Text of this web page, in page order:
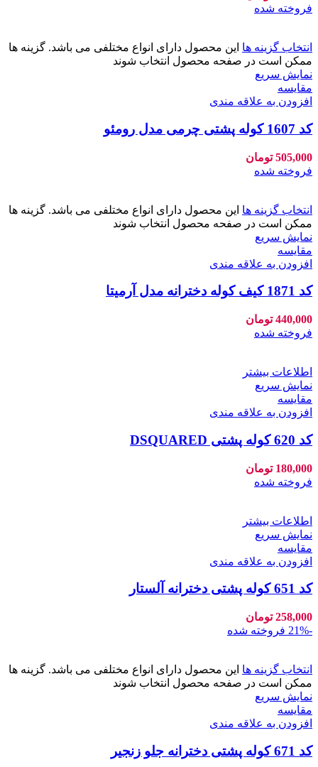
فروخته شده
انتخاب گزینه ها این محصول دارای انواع مختلفی می باشد. گزینه ها
ممکن است در صفحه محصول انتخاب شوند
نمایش سریع
مقايسه
افزودن به علاقه مندی
کد 1607 کوله پشتی چرمی مدل رومئو
505,000 تومان
فروخته شده
انتخاب گزینه ها این محصول دارای انواع مختلفی می باشد. گزینه ها
ممکن است در صفحه محصول انتخاب شوند
نمایش سریع
مقايسه
افزودن به علاقه مندی
کد 1871 کیف کوله دخترانه مدل آرمیتا
440,000 تومان
فروخته شده
اطلاعات بیشتر
نمایش سریع
مقايسه
افزودن به علاقه مندی
کد 620 کوله پشتی DSQUARED
180,000 تومان
فروخته شده
اطلاعات بیشتر
نمایش سریع
مقايسه
افزودن به علاقه مندی
کد 651 کوله پشتی دخترانه آلستار
258,000 تومان
-21%
فروخته شده
انتخاب گزینه ها این محصول دارای انواع مختلفی می باشد. گزینه ها
ممکن است در صفحه محصول انتخاب شوند
نمایش سریع
مقايسه
افزودن به علاقه مندی
کد 671 کوله پشتی دخترانه جلو زنجیر